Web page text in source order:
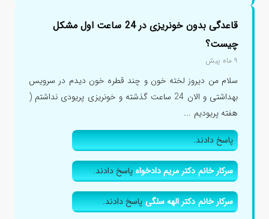
قاعدگی بدون خونریزی در 24 ساعت اول مشکل
چیست؟
۹ ماه پیش
سلام من دیروز لخته خون و چند قطره خون دیدم در سرویس
بهداشتی و الان 24 ساعت گذشته و خونریزی پریودی نداشتم (
هفته پریودیم ...
پاسخ دادند.
سرکار خانم دکتر مریم دادخواهپاسخ دادند.
سرکار خانم دکتر الهه سلگیپاسخ دادند.